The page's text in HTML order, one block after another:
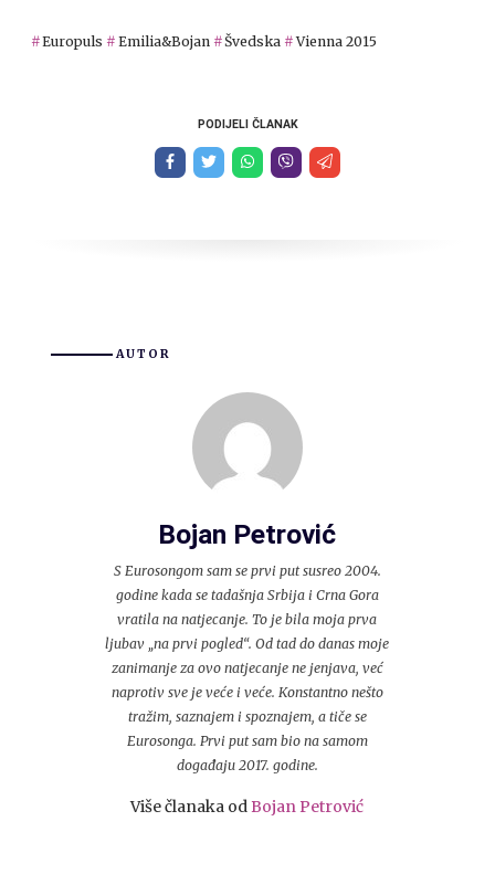
Europuls Emilia&Bojan Švedska Vienna 2015
PODIJELI ČLANAK
AUTOR
Bojan Petrović
S Eurosongom sam se prvi put susreo 2004.
godine kada se tadašnja Srbija i Crna Gora
vratila na natjecanje. To je bila moja prva
ljubav „na prvi pogled“. Od tad do danas moje
zanimanje za ovo natjecanje ne jenjava, već
naprotiv sve je veće i veće. Konstantno nešto
tražim, saznajem i spoznajem, a tiče se
Eurosonga. Prvi put sam bio na samom
događaju 2017. godine.
Više članaka odBojan Petrović